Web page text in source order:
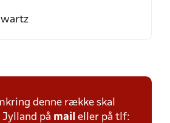
denne række skal
på mail eller på tlf: